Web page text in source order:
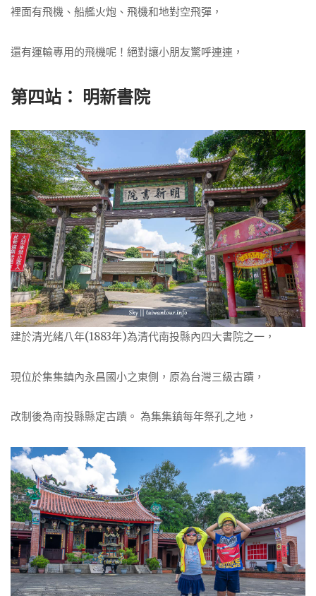
裡面有飛機、船艦火炮、飛機和地對空飛彈，
還有運輸專用的飛機呢！絕對讓小朋友驚呼連連，
第四站： 明新書院
建於清光緒八年(1883年)為清代南投縣內四大書院之一，
現位於集集鎮內永昌國小之東側，原為台灣三級古蹟，
改制後為南投縣縣定古蹟。 為集集鎮每年祭孔之地，